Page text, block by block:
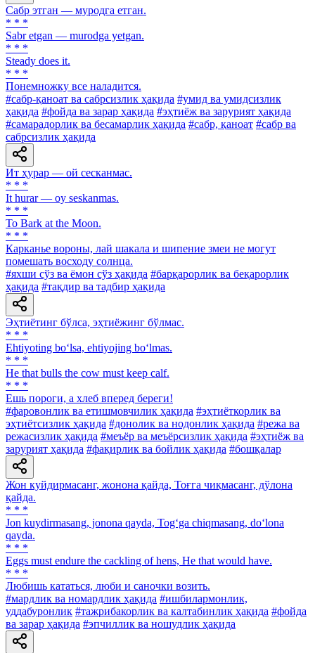
Сабр этган — муродга етган.
* * *
Sabr etgan — murodga yetgan.
* * *
Steady does it.
* * *
Понемножку все наладится.
#сабр-қаноат ва сабрсизлик ҳақида #умид ва умидсизлик
ҳақида #фойда ва зарар ҳақида #эҳтиёж ва зарурият ҳақида
#самарадорлик ва бесамарлик ҳақида #сабр, қаноат #сабр ва
сабрсизлик ҳақида
Ит ҳурар — ой сесканмас.
* * *
It hurar — oy seskanmas.
* * *
To Bark at the Moon.
* * *
Карканье вороны, лай шакала и шипение змеи не могут
помешать восходу солнца.
#яхши сўз ва ёмон сўз ҳақида #барқарорлик ва беқарорлик
ҳақида #тақдир ва тадбир ҳақида
Эҳтиётинг бўлса, эҳтиёжинг бўлмас.
* * *
Ehtiyoting bo‘lsa, ehtiyojing bo‘lmas.
* * *
He that bulls the cow must keep calf.
* * *
Ешь пороги, а хлеб вперед береги!
#фаровонлик ва етишмовчилик ҳақида #эҳтиёткорлик ва
эҳтиётсизлик ҳақида #донолик ва нодонлик ҳақида #режа ва
режасизлик ҳақида #меъёр ва меъёрсизлик ҳақида #эҳтиёж ва
зарурият ҳақида #фақирлик ва бойлик ҳақида #бошқалар
Жон куйдирмасанг, жонона қайда, Тоғга чиқмасанг, дўлона
қайда.
* * *
Jon kuydirmasang, jonona qayda, Tog‘ga chiqmasang, do‘lona
qayda.
* * *
Eggs must endure the cackling of hens, He that would have.
* * *
Любишь кататься, люби и саночки возить.
#мардлик ва номардлик ҳақида #ишбилармонлик,
уддабуронлик #тажрибакорлик ва калтабинлик ҳақида #фойда
ва зарар ҳақида #эпчиллик ва ношудлик ҳақида